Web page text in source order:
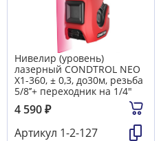
Нивелир (уровень)
лазерный CONDTROL NEO
X1-360, ± 0,3, до30м, резьба
5/8’’+ переходник на 1/4"
4 590₽
Артикул 1-2-127